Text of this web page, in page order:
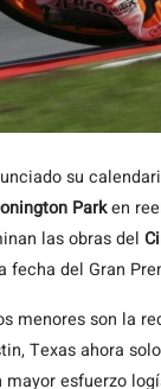
su
Parken
las obras del
fecha del Gran
menores son la
Texas ahora
mayor esfuerzo